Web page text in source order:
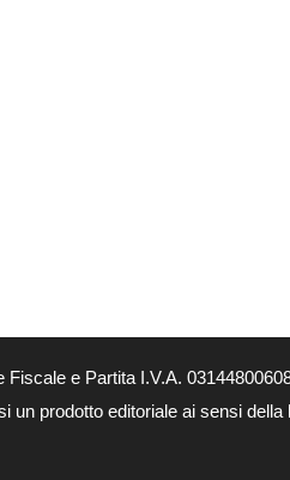
e Partita I.V.A.
prodotto editoriale ai sensi della